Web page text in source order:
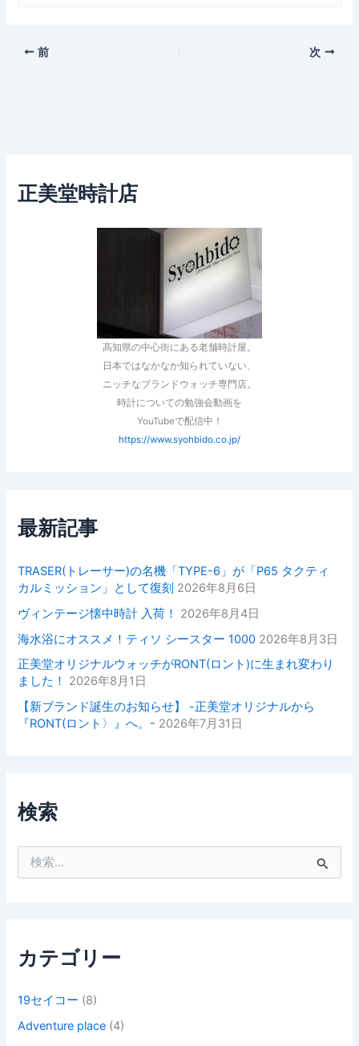
前 次
正美堂時計店
高知県の中心街にある老舗時計屋。
日本ではなかなか知られていない、
ニッチなブランドウォッチ専門店。
時計についての勉強会動画を
YouTubeで配信中！
https://www.syohbido.co.jp/
最新記事
TRASER(トレーサー)の名機「TYPE-6」が「P65 タクティ
カルミッション」として復刻 2026年8月6日
ヴィンテージ懐中時計 入荷！
2026年8月4日
海水浴にオススメ！ティソ シースター 1000 2026年8月3日
正美堂オリジナルウォッチがRONT(ロント)に生まれ変わり
ました！
2026年8月1日
【新ブランド誕生のお知らせ】 -正美堂オリジナルから
『RONT(ロント〉』へ。- 2026年7月31日
検索
カテゴリー
19セイコー (8)
Adventure place (4)